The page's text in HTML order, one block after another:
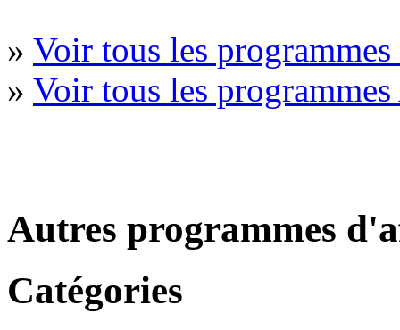
» Voir tous les
» Voir tous les
Autres programmes
Catégories